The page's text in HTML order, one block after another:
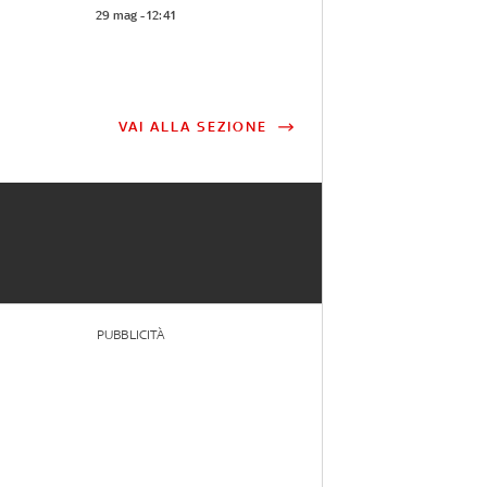
29 mag - 12:41
VAI ALLA SEZIONE
PUBBLICITÀ